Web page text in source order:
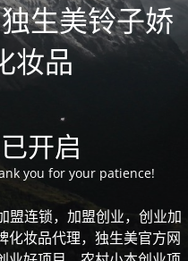
生美铃子娇
妆品
开启
you for your patience!
盟连锁，加盟创业，创业加
化妆品代理，独生美官方网